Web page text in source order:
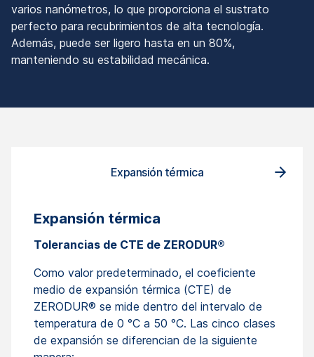
varios nanómetros, lo que proporciona el sustrato
perfecto para recubrimientos de alta tecnología.
Además, puede ser ligero hasta en un 80%,
manteniendo su estabilidad mecánica.
Expansión térmica
Expansión térmica
Tolerancias de CTE de ZERODUR®
Como valor predeterminado, el coeficiente
medio de expansión térmica (CTE) de
ZERODUR® se mide dentro del intervalo de
temperatura de 0 °C a 50 °C. Las cinco clases
de expansión se diferencian de la siguiente